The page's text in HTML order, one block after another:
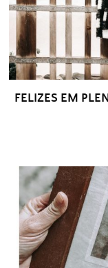
FELIZES EM